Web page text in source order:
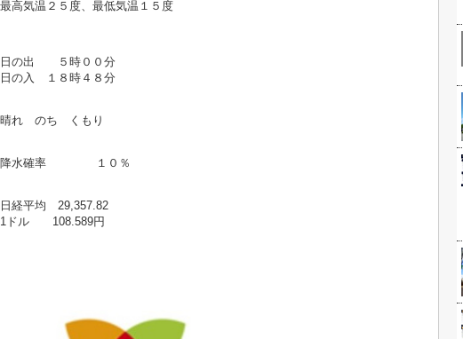
最高気温２５度、最低気温１５度
日の出 ５時００分
日の入 １８時４８分
晴れ のち くもり
降水確率 １０％
日経平均 29,357.82
1ドル 108.589円